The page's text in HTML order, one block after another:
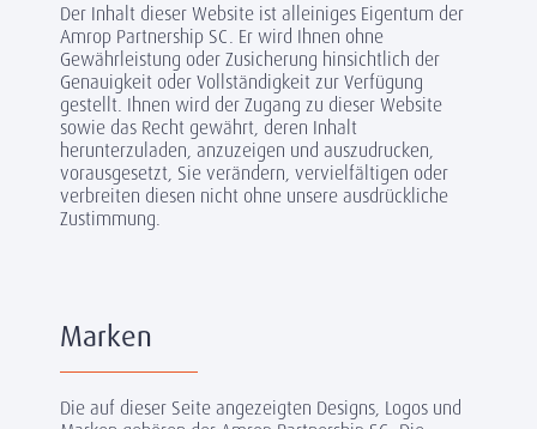
Der Inhalt dieser Website ist alleiniges Eigentum der
Amrop Partnership SC. Er wird Ihnen ohne
Gewährleistung oder Zusicherung hinsichtlich der
Genauigkeit oder Vollständigkeit zur Verfügung
gestellt. Ihnen wird der Zugang zu dieser Website
sowie das Recht gewährt, deren Inhalt
herunterzuladen, anzuzeigen und auszudrucken,
vorausgesetzt, Sie verändern, vervielfältigen oder
verbreiten diesen nicht ohne unsere ausdrückliche
Zustimmung.
Marken
Die auf dieser Seite angezeigten Designs, Logos und